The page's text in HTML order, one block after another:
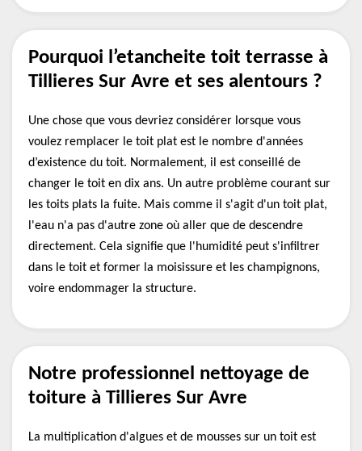
Pourquoi l’etancheite toit terrasse à
Tillieres Sur Avre et ses alentours ?
Une chose que vous devriez considérer lorsque vous
voulez remplacer le toit plat est le nombre d'années
d’existence du toit. Normalement, il est conseillé de
changer le toit en dix ans. Un autre problème courant sur
les toits plats la fuite. Mais comme il s'agit d'un toit plat,
l'eau n'a pas d'autre zone où aller que de descendre
directement. Cela signifie que l'humidité peut s'infiltrer
dans le toit et former la moisissure et les champignons,
voire endommager la structure.
Notre professionnel nettoyage de
toiture à Tillieres Sur Avre
La multiplication d'algues et de mousses sur un toit est